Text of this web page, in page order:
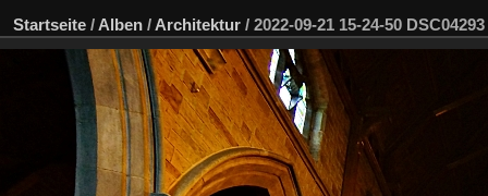
Startseite / Alben / Architektur / 2022-09-21 15-24-50